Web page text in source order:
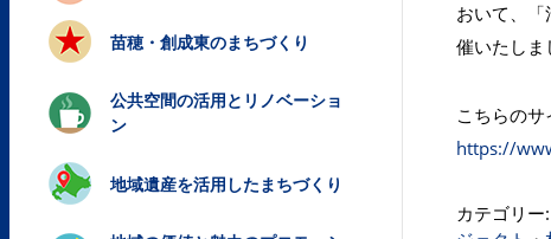
苗穂・創成東のまちづくり
公共空間の活用とリノベーショ
ン
地域遺産を活用したまちづくり
おいて、
催いたしま
こちらの
https://
カテゴリー: